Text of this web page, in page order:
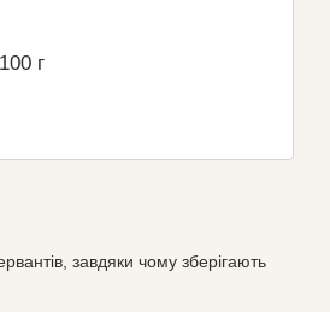
завдяки чому зберігають
г